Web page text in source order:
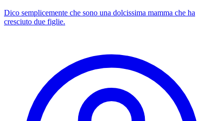
Dico semplicemente che sono una dolcissima mamma che ha
cresciuto due figlie.